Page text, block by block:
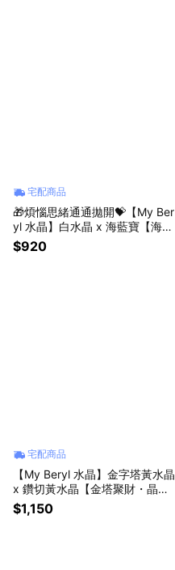
宅配商品
🎁煩惱思緒通通拋開💝【My Ber
yl 水晶】白水晶 x 海藍寶【海藍
舒心・白晶清念】水晶手鍊 #溝
通順暢 #情緒安定 #能量淨化 #
$920
宅配商品
【My Beryl 水晶】金字塔黃水晶
x 鑽切黃水晶【金塔聚財・晶耀
納福】水晶手鍊 #招財納福 #偏
財好運 #自信提升
$1,150